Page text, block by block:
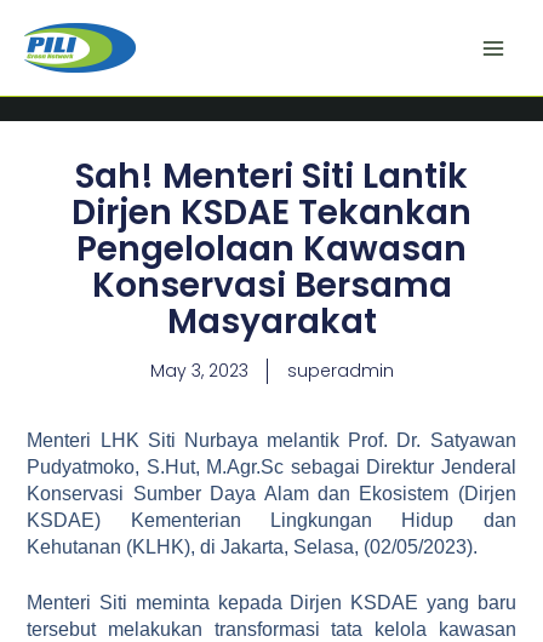
content
Sah! Menteri Siti Lantik
Dirjen KSDAE Tekankan
Pengelolaan Kawasan
Konservasi Bersama
Masyarakat
May 3, 2023 superadmin
Menteri LHK Siti Nurbaya melantik Prof. Dr. Satyawan
Pudyatmoko, S.Hut, M.Agr.Sc sebagai Direktur Jenderal
Konservasi Sumber Daya Alam dan Ekosistem (Dirjen
KSDAE) Kementerian Lingkungan Hidup dan
Kehutanan (KLHK), di Jakarta, Selasa, (02/05/2023).
Menteri Siti meminta kepada Dirjen KSDAE yang baru
tersebut melakukan transformasi tata kelola kawasan